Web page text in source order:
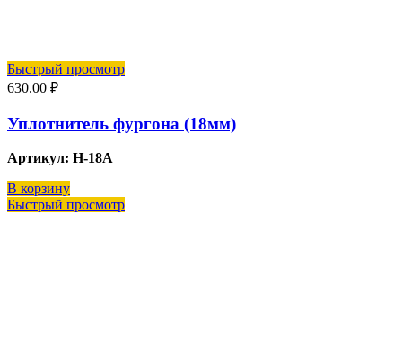
Быстрый просмотр
630.00 ₽
Уплотнитель фургона (18мм)
Артикул: Н-18А
В корзину
Быстрый просмотр